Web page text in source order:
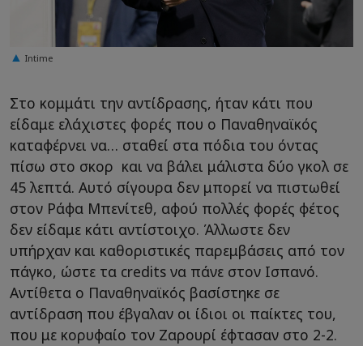
Intime
Στο κομμάτι την αντίδρασης, ήταν κάτι που
είδαμε ελάχιστες φορές που ο Παναθηναϊκός
καταφέρνει να… σταθεί στα πόδια του όντας
πίσω στο σκορ και να βάλει μάλιστα δύο γκολ σε
45 λεπτά. Αυτό σίγουρα δεν μπορεί να πιστωθεί
στον Ράφα Μπενίτεθ, αφού πολλές φορές φέτος
δεν είδαμε κάτι αντίστοιχο. Άλλωστε δεν
υπήρχαν και καθοριστικές παρεμβάσεις από τον
πάγκο, ώστε τα credits να πάνε στον Ισπανό.
Αντίθετα ο Παναθηναϊκός βασίστηκε σε
αντίδραση που έβγαλαν οι ίδιοι οι παίκτες του,
που με κορυφαίο τον Ζαρουρί έφτασαν στο 2-2.